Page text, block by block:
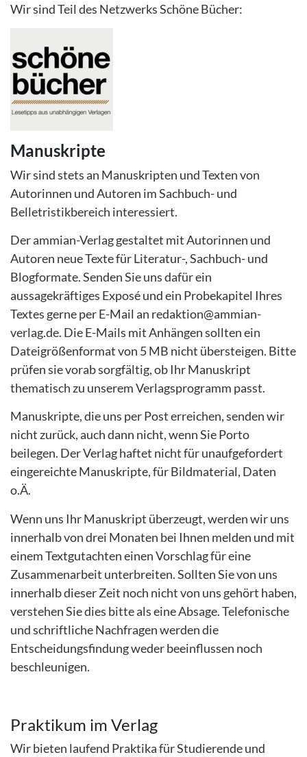
Wir sind Teil des Netzwerks Schöne Bücher:
Manuskripte
Wir sind stets an Manuskripten und Texten von
Autorinnen und Autoren im Sachbuch- und
Belletristikbereich interessiert.
Der ammian-Verlag gestaltet mit Autorinnen und
Autoren neue Texte für Literatur-, Sachbuch- und
Blogformate. Senden Sie uns dafür ein
aussagekräftiges Exposé und ein Probekapitel Ihres
Textes gerne per E-Mail an redaktion@ammian-
verlag.de. Die E-Mails mit Anhängen sollten ein
Dateigrößenformat von 5 MB nicht übersteigen. Bitte
prüfen sie vorab sorgfältig, ob Ihr Manuskript
thematisch zu unserem Verlagsprogramm passt.
Manuskripte, die uns per Post erreichen, senden wir
nicht zurück, auch dann nicht, wenn Sie Porto
beilegen. Der Verlag haftet nicht für unaufgefordert
eingereichte Manuskripte, für Bildmaterial, Daten
o.Ä.
Wenn uns Ihr Manuskript überzeugt, werden wir uns
innerhalb von drei Monaten bei Ihnen melden und mit
einem Textgutachten einen Vorschlag für eine
Zusammenarbeit unterbreiten. Sollten Sie von uns
innerhalb dieser Zeit noch nicht von uns gehört haben,
verstehen Sie dies bitte als eine Absage. Telefonische
und schriftliche Nachfragen werden die
Entscheidungsfindung weder beeinflussen noch
beschleunigen.
Praktikum im Verlag
Wir bieten laufend Praktika für Studierende und